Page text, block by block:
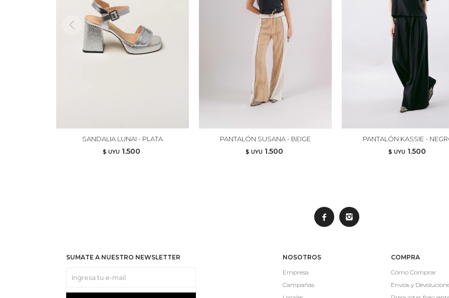
SANDALIA LUNAI - PLATA
$ UYU 1.500
PANTALÓN SUSANA - BEIGE
$ UYU 1.500
PANTALÓN KASSIE -
$ UYU 1.500
 
NOSOTROS
Empresa
Campañas
COMPRA
Cómo Comprar
Envíos y
SUMATE A NUESTRO NEWSLETTER